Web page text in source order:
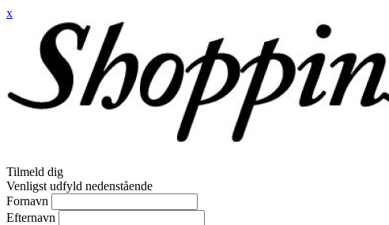
x
Tilmeld dig
Venligst udfyld nedenstående
Fornavn
Efternavn